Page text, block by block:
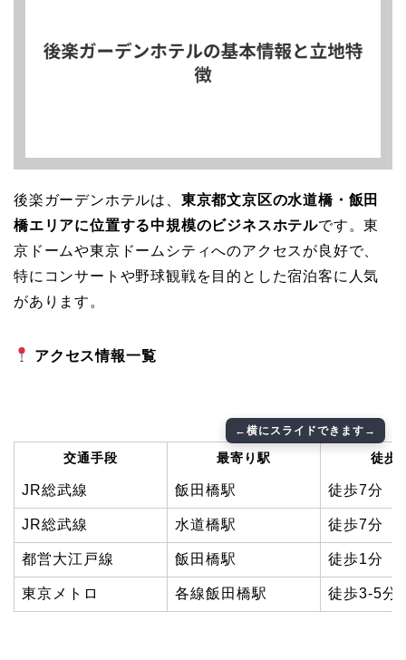
後楽ガーデンホテルは、 東京都文京区の水道橋・飯田
橋エリアに位置する中規模のビジネスホテルです。東
京ドームや東京ドームシティへのアクセスが良好で、
特にコンサートや野球観戦を目的とした宿泊客に人気
があります。
アクセス情報一覧
交通手段 最寄り駅 徒歩
JR総武線 飯田橋駅 徒歩7分
JR総武線 水道橋駅 徒歩7分
都営大江戸線 飯田橋駅 徒歩1分
東京メトロ 各線飯田橋駅 徒歩3-5分